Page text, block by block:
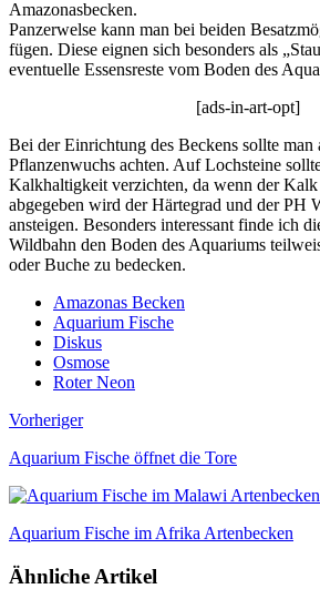
Amazonasbecken.
Panzerwelse kann man bei beiden
fügen. Diese eignen sich besonders als
eventuelle Essensreste vom Boden des
[ads-in-art-opt]
Bei der Einrichtung des Beckens sollte man
Pflanzenwuchs achten. Auf Lochsteine
Kalkhaltigkeit verzichten, da wenn der Kalk
abgegeben wird der Härtegrad und der PH
ansteigen. Besonders interessant finde ich
Wildbahn den Boden des Aquariums
oder Buche zu bedecken.
Amazonas Becken
Aquarium Fische
Diskus
Osmose
Roter Neon
Vorheriger
Aquarium Fische öffnet die Tore
Aquarium Fische im Afrika Artenbecken
Ähnliche Artikel